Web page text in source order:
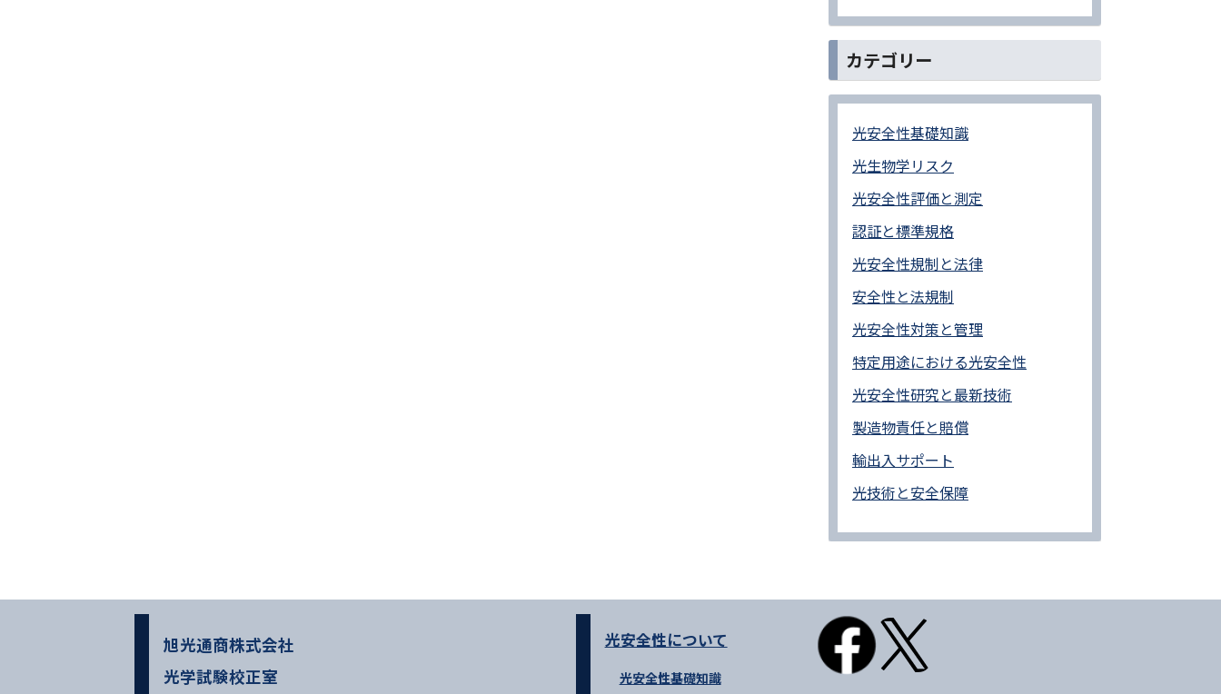
カテゴリー
光安全性基礎知識
光生物学リスク
光安全性評価と測定
認証と標準規格
光安全性規制と法律
安全性と法規制
光安全性対策と管理
特定用途における光安全性
光安全性研究と最新技術
製造物責任と賠償
輸出入サポート
光技術と安全保障
旭光通商株式会社
光学試験校正室
光安全性について
光安全性基礎知識